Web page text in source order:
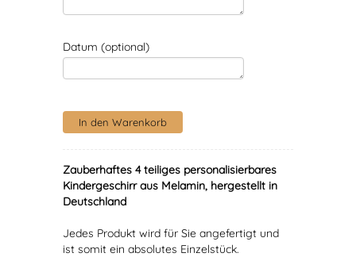
Datum (optional)
Zauberhaftes 4 teiliges personalisierbares
Kindergeschirr aus Melamin, hergestellt in
Deutschland
Jedes Produkt wird für Sie angefertigt und
ist somit ein absolutes Einzelstück.